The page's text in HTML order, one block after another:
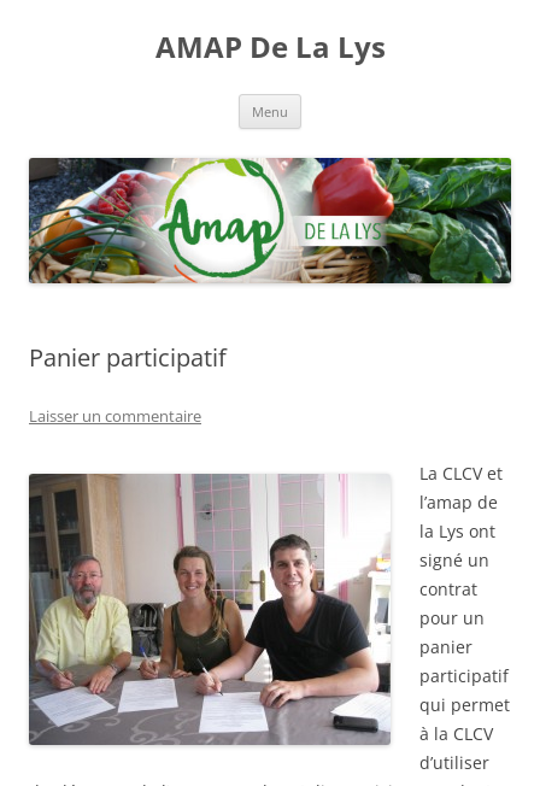
AMAP De La Lys
Menu
Panier participatif
Laisser un commentaire
La CLCV et
l’amap de
la Lys ont
signé un
contrat
pour un
panier
participatif
qui permet
à la CLCV
d’utiliser